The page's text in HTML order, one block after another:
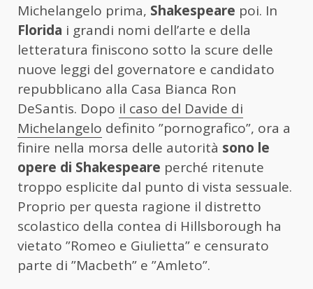
Michelangelo prima, Shakespeare poi. In
Florida i grandi nomi dell’arte e della
letteratura finiscono sotto la scure delle
nuove leggi del governatore e candidato
repubblicano alla Casa Bianca Ron
DeSantis. Dopo il caso del Davide di
Michelangelo definito ”pornografico”, ora a
finire nella morsa delle autorità sono le
opere di Shakespeare perché ritenute
troppo esplicite dal punto di vista sessuale.
Proprio per questa ragione il distretto
scolastico della contea di Hillsborough ha
vietato ”Romeo e Giulietta” e censurato
parte di ”Macbeth” e ”Amleto”.